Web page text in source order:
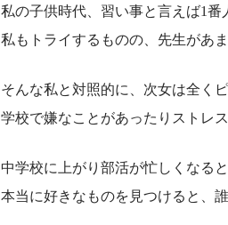
私の子供時代、習い事と言えば1番
私もトライするものの、先生があ
そんな私と対照的に、次女は全く
学校で嫌なことがあったりストレ
中学校に上がり部活が忙しくなる
本当に好きなものを見つけると、